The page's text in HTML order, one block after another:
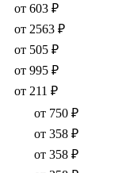
от 603 ₽
от 2563 ₽
от 505 ₽
от 995 ₽
от 211 ₽
от 750 ₽
от 358 ₽
от 358 ₽